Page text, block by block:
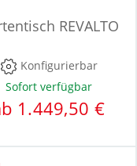
REVALTO
Konfigurierbar
Sofort verfügbar
1.449,50 €